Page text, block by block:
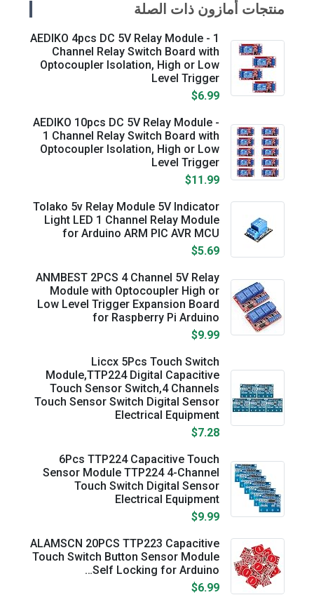
منتجات أمازون ذات الصلة
AEDIKO 4pcs DC 5V Relay Module - 1
Channel Relay Switch Board with
Optocoupler Isolation, High or Low
Level Trigger
$6.99
AEDIKO 10pcs DC 5V Relay Module -
1 Channel Relay Switch Board with
Optocoupler Isolation, High or Low
Level Trigger
$11.99
Tolako 5v Relay Module 5V Indicator
Light LED 1 Channel Relay Module
for Arduino ARM PIC AVR MCU
$5.69
ANMBEST 2PCS 4 Channel 5V Relay
Module with Optocoupler High or
Low Level Trigger Expansion Board
for Raspberry Pi Arduino
$9.99
Liccx 5Pcs Touch Switch
Module,TTP224 Digital Capacitive
Touch Sensor Switch,4 Channels
Touch Sensor Switch Digital Sensor
Electrical Equipment
$7.28
6Pcs TTP224 Capacitive Touch
Sensor Module TTP224 4-Channel
Touch Switch Digital Sensor
Electrical Equipment
$9.99
ALAMSCN 20PCS TTP223 Capacitive
Touch Switch Button Sensor Module
Self Locking for Arduino…
$6.99